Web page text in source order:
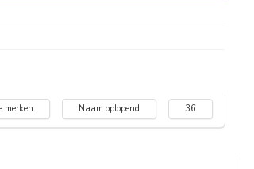
merken Naam oplopend 36